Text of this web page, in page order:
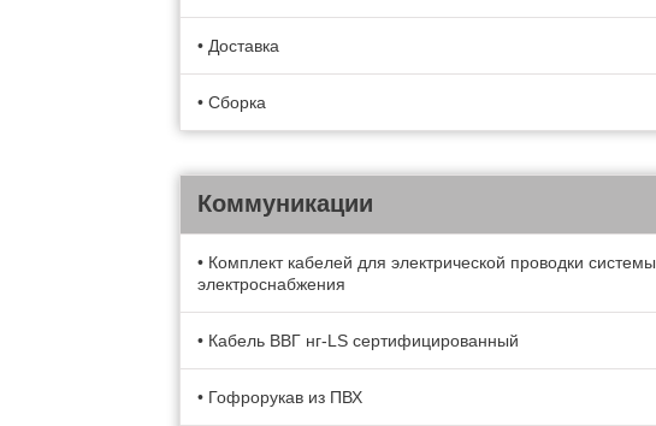
• Доставка
• Сборка
Коммуникации
• Комплект кабелей для электрической проводки системы
электроснабжения
• Кабель BBГ нг-LS сертифицированный
• Гофрорукав из ПВХ